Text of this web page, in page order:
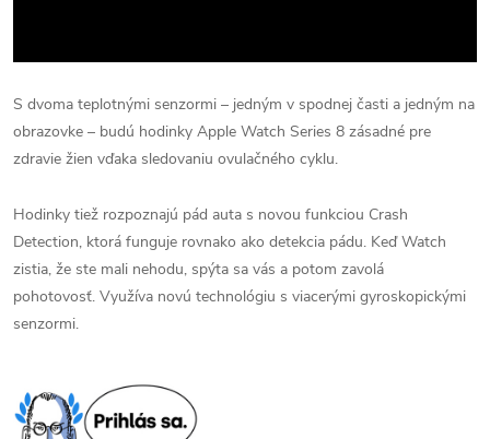
S dvoma teplotnými senzormi – jedným v spodnej časti a jedným na
obrazovke – budú hodinky Apple Watch Series 8 zásadné pre
zdravie žien vďaka sledovaniu ovulačného cyklu.
Hodinky tiež rozpoznajú pád auta s novou funkciou Crash
Detection, ktorá funguje rovnako ako detekcia pádu. Keď Watch
zistia, že ste mali nehodu, spýta sa vás a potom zavolá
pohotovosť. Využíva novú technológiu s viacerými gyroskopickými
senzormi.